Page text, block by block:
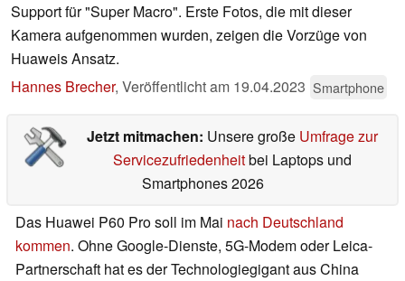
Support für "Super Macro". Erste Fotos, die mit dieser
Kamera aufgenommen wurden, zeigen die Vorzüge von
Huaweis Ansatz.
Hannes Brecher, Veröffentlicht am 19.04.2023 Smartphone
Jetzt mitmachen: Unsere große Umfrage zur
Servicezufriedenheitbei Laptops und
Smartphones 2026
Das Huawei P60 Pro soll im Mai nach Deutschland
kommen. Ohne Google-Dienste, 5G-Modem oder Leica-
Partnerschaft hat es der Technologiegigant aus China